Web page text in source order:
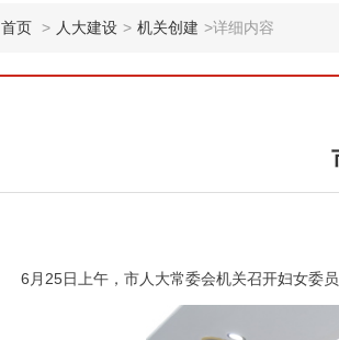
首页 > 人大建设 > 机关创建 >详细内容
6月25日上午，市人大常委会机关召开妇女委